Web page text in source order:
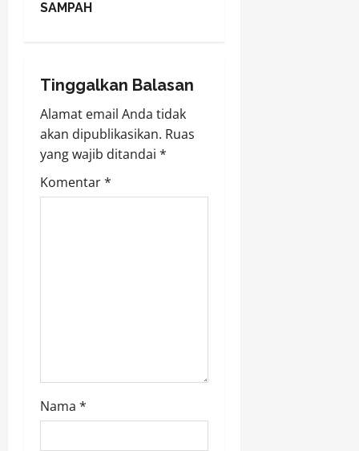
a
v
i
g
SAMPAH
Tinggalkan Balasan
Alamat email Anda tidak
akan dipublikasikan. Ruas
yang wajib ditandai *
Komentar*
Nama *